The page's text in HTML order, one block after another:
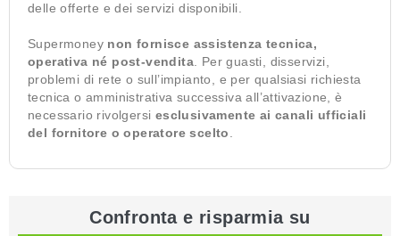
delle offerte e dei servizi disponibili.
Supermoney non fornisce assistenza tecnica,
operativa né post-vendita . Per guasti, disservizi,
problemi di rete o sull’impianto, e per qualsiasi richiesta
tecnica o amministrativa successiva all’attivazione, è
necessario rivolgersi esclusivamente ai canali ufficiali
del fornitore o operatore scelto
Confronta e risparmia su